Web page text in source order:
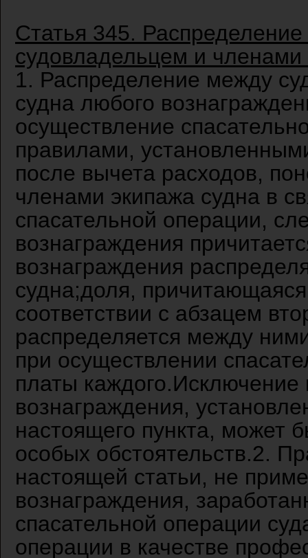
Статья 345.
судовладельцем и членами
1. Распределение между
судна любого
осуществление
правилами,
после вычета расходов,
членами экипажа судна в
спасательной операции,
вознаграждения
вознаграждения
судна;доля,
соответствии с абзацем
распределяется между
при осуществлении
платы
вознаграждения,
настоящего пункта, может
особых обстоятельств.2.
настоящей статьи, не
вознаграждения,
спасательной операции
операции в качестве